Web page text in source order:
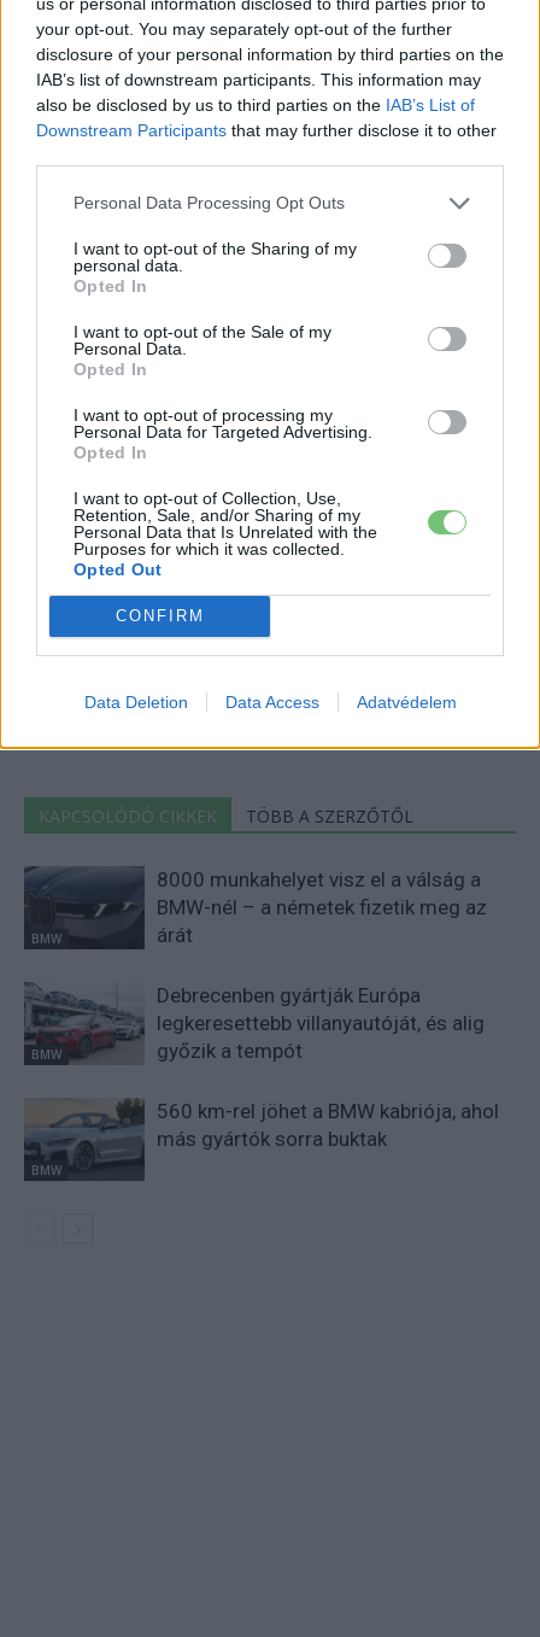
your opt-out. You may separately opt-out of the further
disclosure of your personal information by third parties on the
IAB’s list of downstream participants. This information may
also be disclosed by us to third parties on the IAB’s List of
Downstream Participants that may further disclose it to other
Personal Data Processing Opt Outs
I want to opt-out of the Sharing of my
personal data.
Opted In
I want to opt-out of the Sale of my
Personal Data.
Opted In
I want to opt-out of processing my
Personal Data for Targeted Advertising.
Opted In
I want to opt-out of Collection, Use,
Retention, Sale, and/or Sharing of my
Personal Data that Is Unrelated with the
Purposes for which it was collected.
Opted Out
CONFIRM
Data Deletion Data Access Adatvédelem
btn_shadow_size=”2″ btn_font_size=”desktop:14px;”
btn_font_style=”font-weight:bold;”]
Kövesd az e-cars.hu-t a Facebookon is, további
tartalmakért!
CÍMKÉK BMW BMW R71 ReVolt
Eriqo
kütyü és immár e-autó rajongó!
KAPCSOLÓDÓ CIKKEK TÖBB A SZERZŐTŐL
BMW
8000 munkahelyet visz el a válság a
BMW-nél – a németek fizetik meg az
árát
BMW
Debrecenben gyártják Európa
legkeresettebb villanyautóját, és alig
győzik a tempót
BMW
560 km-rel jöhet a BMW kabriója, ahol
más gyártók sorra buktak